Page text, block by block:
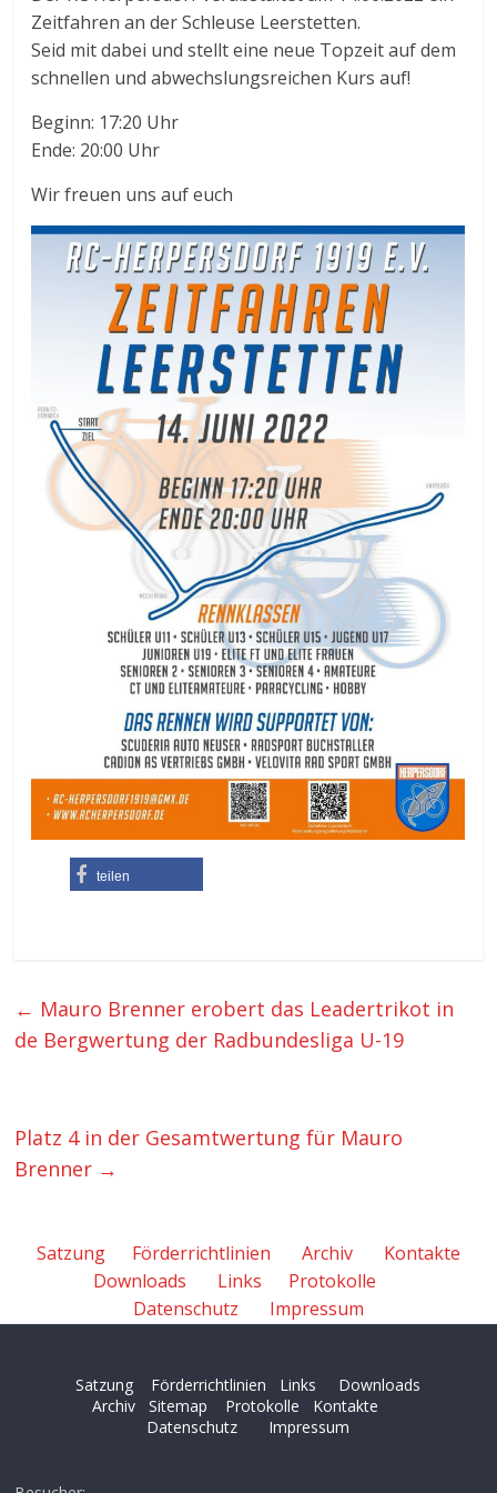
Zeitfahren an der Schleuse Leerstetten.
Seid mit dabei und stellt eine neue Topzeit auf dem
schnellen und abwechslungsreichen Kurs auf!
Beginn: 17:20 Uhr
Ende: 20:00 Uhr
Wir freuen uns auf euch
teilen
← Mauro Brenner erobert das Leadertrikot in
de Bergwertung der Radbundesliga U-19
Platz 4 in der Gesamtwertung für Mauro
Brenner →
Satzung Förderrichtlinien Archiv
Kontakte
Downloads
Links
Protokolle
Datenschutz
Impressum
Satzung Förderrichtlinien Links
Downloads
Archiv
Sitemap Protokolle
Kontakte
Datenschutz
Impressum